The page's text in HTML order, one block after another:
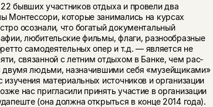
бывших участников отдыха и провели два
Монтессори, которые занимались на курсах
осознали, что богатый документальный
любительские фильмы, флаги, разнообразные
самодеятельных опер и т.д. — является не
связанной с летним отдыхом в Банке, чем рас­
двумя людьми, назначившими себя «музейщиками»
матери­альных источников и организации
нас пригласили принять участие в организации
(она должна открыться в конце 2014 года).